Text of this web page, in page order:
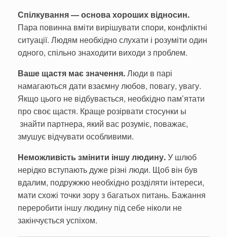
Спілкування — основа хороших відносин.
Пара повинна вміти вирішувати спори, конфліктні
ситуації. Людям необхідно слухати і розуміти один
одного, спільно знаходити виходи з проблем.
Ваше щастя має значення.Люди в парі
намагаються дати взаємну любов, повагу, увагу.
Якщо цього не відбувається, необхідно пам’ятати
про своє щастя. Краще розірвати стосунки ы
знайти партнера, який вас розуміє, поважає,
змушує відчувати особливими.
Неможливість змінити іншу людину.У шлюб
нерідко вступають дуже різні люди. Щоб він був
вдалим, подружжю необхідно розділяти інтереси,
мати схожі точки зору з багатьох питань. Бажання
переробити іншу людину під себе ніколи не
закінчується успіхом.